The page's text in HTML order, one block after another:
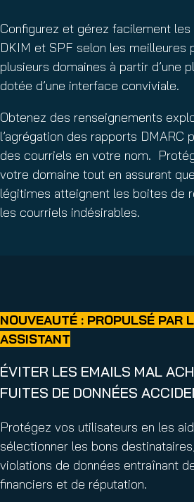
Configurez et gérez facilement les
DKIM et SPF selon les meilleures
plusieurs domaines à partir d’une
dotée d’une interface conviviale.
Obtenez des renseignements
l’agrégation des rapports DMARC
des courriels en votre nom.
votre domaine tout en assurant
légitimes atteignent les boites de
les courriels indésirables.
NOUVEAUTÉ : PROPULSÉ PAR
ASSISTANT
ÉVITER LES EMAILS MAL
FUITES DE DONNÉES
Protégez vos utilisateurs en les
sélectionner les bons
violations de données entraînant
financiers et de réputation.